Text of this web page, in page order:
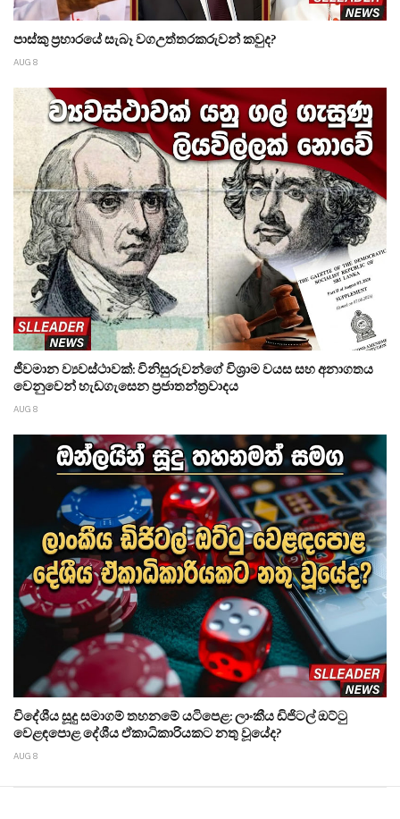
පාස්කු ප්‍රහාරයේ සැබෑ වගඋත්තරකරුවන් කවුද?
AUG 8
ජීවමාන ව්‍යවස්ථාවක්: විනිසුරුවන්ගේ විශ්‍රාම වයස සහ අනාගතය
වෙනුවෙන් හැඩගැසෙන ප්‍රජාතන්ත්‍රවාදය
AUG 8
විදේශීය සූදු සමාගම් තහනමේ යටිපෙළ: ලාංකීය ඩිජිටල් ඔට්ටු
වෙළඳපොළ දේශීය ඒකාධිකාරියකට නතු වූයේද?
AUG 8